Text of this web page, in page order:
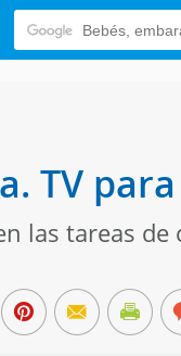
TV
las tareas de